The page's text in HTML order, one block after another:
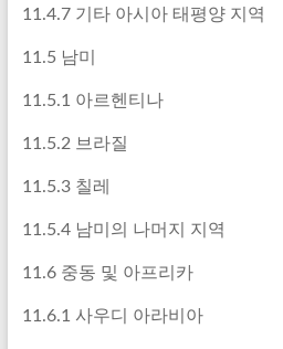
11.4.7 기타 아시아 태평양 지역
11.5 남미
11.5.1 아르헨티나
11.5.2 브라질
11.5.3 칠레
11.5.4 남미의 나머지 지역
11.6 중동 및 아프리카
11.6.1 사우디 아라비아